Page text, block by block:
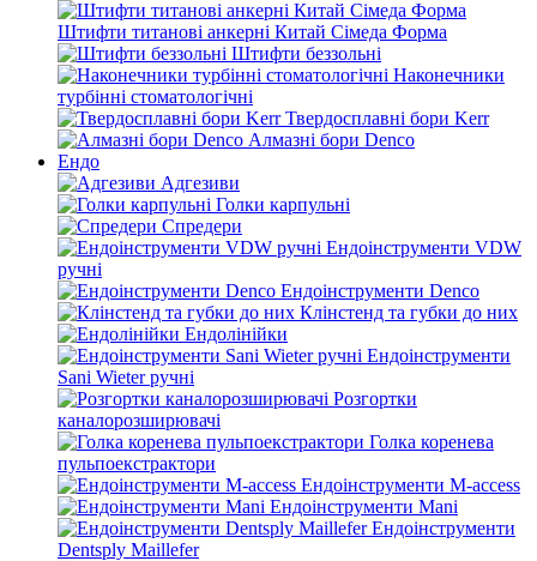
Штифти титанові анкерні Китай Сімеда Форма
Штифти беззольні
Наконечники
турбінні стоматологічні
Твердосплавні бори Kerr
Алмазні бори Denco
Ендо
Адгезиви
Голки карпульні
Спредери
Ендоінструменти VDW
ручні
Ендоінструменти Denco
Клінстенд та губки до них
Ендолінійки
Ендоінструменти
Sani Wieter ручні
Розгортки
каналорозширювачі
Голка коренева
пульпоекстрактори
Ендоінструменти M-access
Ендоінструменти Mani
Ендоінструменти
Dentsply Maillefer